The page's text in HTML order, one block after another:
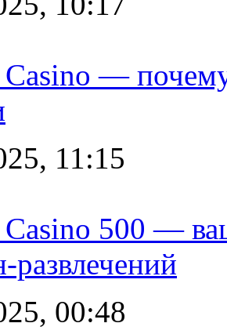
—
11:15
500 —
развлечений
00:48